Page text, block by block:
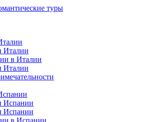
Италии
в Италии
Италии
Испании
Испании
в Испании